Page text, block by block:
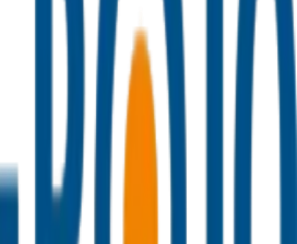
공고사항 뉴스&이벤트